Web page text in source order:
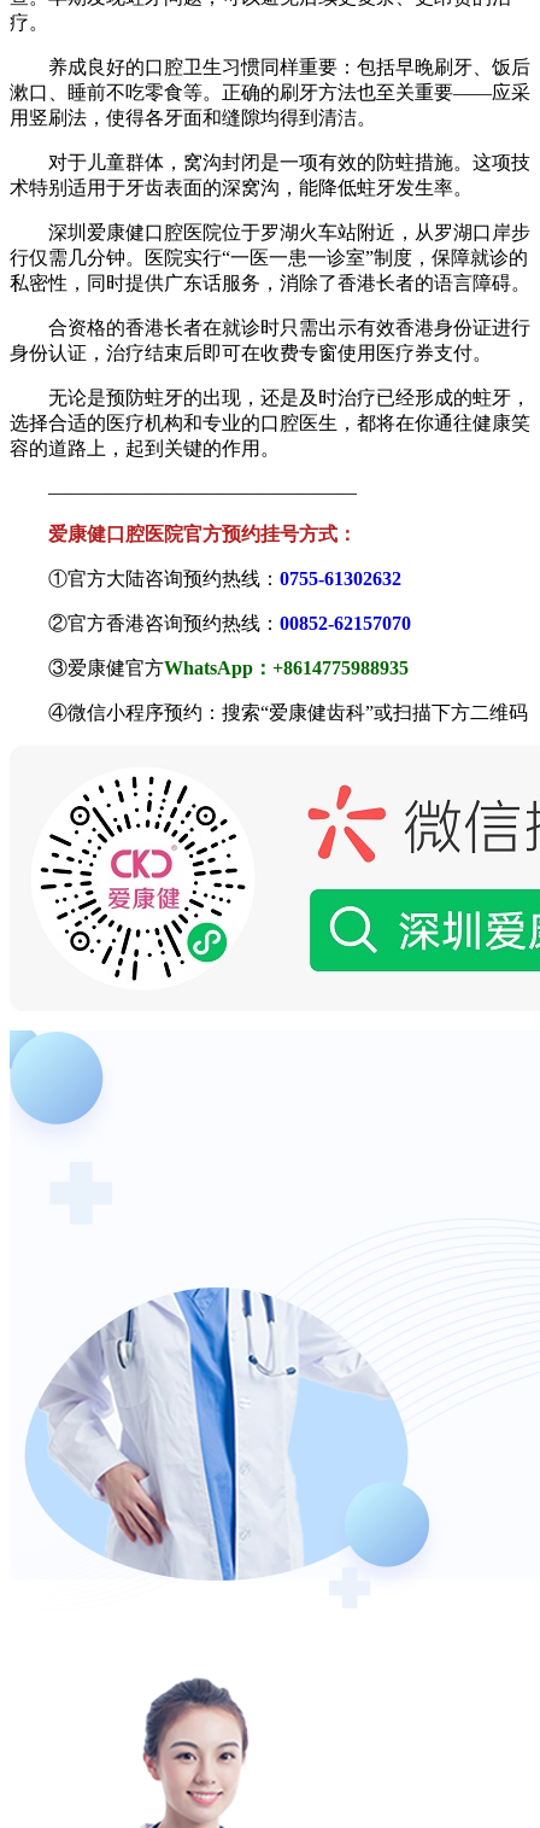
疗。
养成良好的口腔卫生习惯同样重要：包括早晚刷牙、饭后
漱口、睡前不吃零食等。正确的刷牙方法也至关重要——应采
用竖刷法，使得各牙面和缝隙均得到清洁。
对于儿童群体，窝沟封闭是一项有效的防蛀措施。这项技
术特别适用于牙齿表面的深窝沟，能降低蛀牙发生率。
深圳爱康健口腔医院位于罗湖火车站附近，从罗湖口岸步
行仅需几分钟。医院实行“一医一患一诊室”制度，保障就诊的
私密性，同时提供广东话服务，消除了香港长者的语言障碍。
合资格的香港长者在就诊时只需出示有效香港身份证进行
身份认证，治疗结束后即可在收费专窗使用医疗券支付。
无论是预防蛀牙的出现，还是及时治疗已经形成的蛀牙，
选择合适的医疗机构和专业的口腔医生，都将在你通往健康笑
容的道路上，起到关键的作用。
————————————————
爱康健口腔医院官方预约挂号方式：
①官方大陆咨询预约热线： 0755-61302632
②官方香港咨询预约热线： 00852-62157070
③爱康健官方WhatsApp：+8614775988935
④微信小程序预约：搜索“爱康健齿科”或扫描下方二维码